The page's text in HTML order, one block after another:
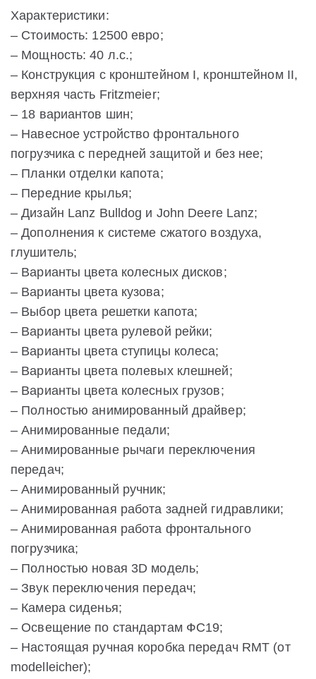
Характеристики:
– Стоимость: 12500 евро;
– Мощность: 40 л.с.;
– Конструкция с кронштейном I, кронштейном II,
верхняя часть Fritzmeier;
– 18 вариантов шин;
– Навесное устройство фронтального
погрузчика с передней защитой и без нее;
– Планки отделки капота;
– Передние крылья;
– Дизайн Lanz Bulldog и John Deere Lanz;
– Дополнения к системе сжатого воздуха,
глушитель;
– Варианты цвета колесных дисков;
– Варианты цвета кузова;
– Выбор цвета решетки капота;
– Варианты цвета рулевой рейки;
– Варианты цвета ступицы колеса;
– Варианты цвета полевых клешней;
– Варианты цвета колесных грузов;
– Полностью анимированный драйвер;
– Анимированные педали;
– Анимированные рычаги переключения
передач;
– Анимированный ручник;
– Анимированная работа задней гидравлики;
– Анимированная работа фронтального
погрузчика;
– Полностью новая 3D модель;
– Звук переключения передач;
– Камера сиденья;
– Освещение по стандартам ФС19;
– Настоящая ручная коробка передач RMT (от
modelleicher);